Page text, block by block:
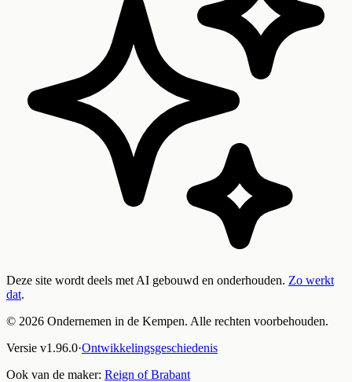
Deze site wordt deels met AI gebouwd en onderhouden. Zo werkt
dat.
© 2026 Ondernemen in de Kempen. Alle rechten voorbehouden.
Versie v1.96.0·Ontwikkelingsgeschiedenis
Ook van de maker: Reign of Brabant